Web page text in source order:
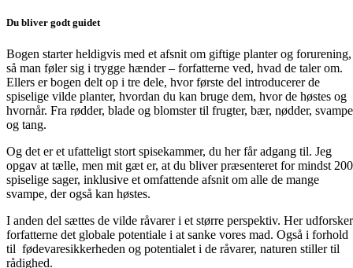
Du bliver godt guidet
Bogen starter heldigvis med et afsnit om giftige planter og forurening,
så man føler sig i trygge hænder – forfatterne ved, hvad de taler om.
Ellers er bogen delt op i tre dele, hvor første del introducerer de
spiselige vilde planter, hvordan du kan bruge dem, hvor de høstes og
hvornår. Fra rødder, blade og blomster til frugter, bær, nødder, svampe
og tang.
Og det er et ufatteligt stort spisekammer, du her får adgang til. Jeg
opgav at tælle, men mit gæt er, at du bliver præsenteret for mindst 200
spiselige sager, inklusive et omfattende afsnit om alle de mange
svampe, der også kan høstes.
I anden del sættes de vilde råvarer i et større perspektiv. Her udforsker
forfatterne det globale potentiale i at sanke vores mad. Også i forhold
til fødevaresikkerheden og potentialet i de råvarer, naturen stiller til
rådighed.